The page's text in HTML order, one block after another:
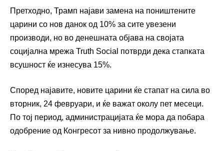
Претходно, Трамп најави замена на поништените
царини со нов данок од 10% за сите увезени
производи, но во денешната објава на својата
социјална мрежа Truth Social потврди дека стапката
всушност ќе изнесува 15%.
Според најавите, новите царини ќе стапат на сила во
вторник, 24 февруари, и ќе важат околу пет месеци.
По тој период, администрацијата ќе мора да побара
одобрение од Конгресот за нивно продолжување.